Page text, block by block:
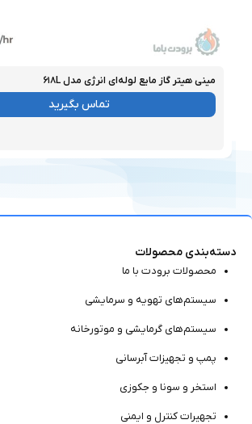
مینی هیتر گاز مایع لوله‌ای انرژی مدل ۶۱۸L
موجود
تماس بگیرید
دسته‌بندی محصولات
محصولات برودت با ما
سیستم‌های تهویه و سرمایشی
سیستم‌های گرمایشی و موتور‌خانه
پمپ و تجهیزات آبرسانی
استخر و سونا و جکوزی
تجهیرات کنترل و ایمنی